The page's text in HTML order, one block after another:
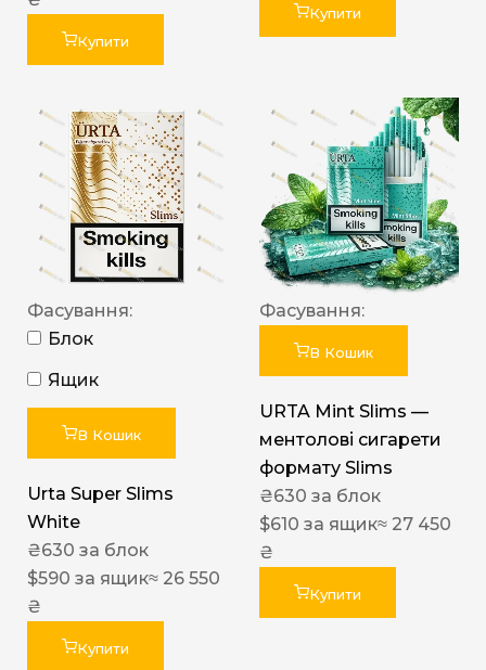
Купити
Купити
Фасування:
Блок
Ящик
В Кошик
Urta Super Slims
White
₴630 за блок
$590 за ящик≈ 26 550
₴
Купити
Фасування:
В Кошик
URTA Mint Slims —
ментолові сигарети
формату Slims
₴630 за блок
$610 за ящик≈ 27 450
₴
Купити